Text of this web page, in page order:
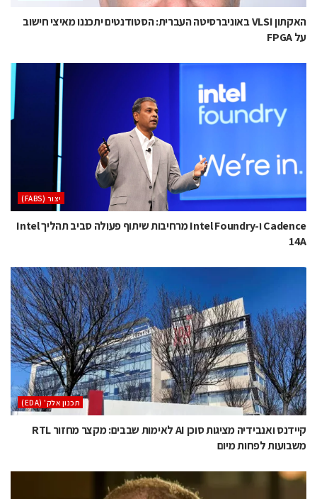
האקתון VLSI באוניברסיטה העברית: הסטודנטים יתכננו מאיצי חישוב
על FPGA
‫יצור (‪(FABS‬‬
Cadence ו-Intel Foundry מרחיבות שיתוף פעולה סביב תהליך Intel
14A
‫תכנון אלק' (‪(EDA‬‬
קיידנס ואנבידיה מציגות סוכן AI לאימות שבבים: מקצר מחזור RTL
משבועות לפחות מיום